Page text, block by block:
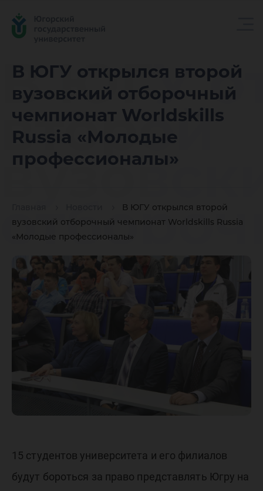
В ЮГУ открылся второй
вузовский отборочный
чемпионат Worldskills
Russia «Молодые
профессионалы»
В ЮГУ открылся второй
вузовский отборочный чемпионат Worldskills Russia
«Молодые профессионалы»
В ЮГУ
второй
Russia
15 студентов университета и его филиалов
будут бороться за право представлять Югру на